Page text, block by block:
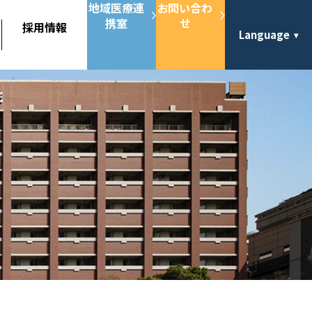
採用情報
地域医療連
携室
お問い合わ
せ
Language